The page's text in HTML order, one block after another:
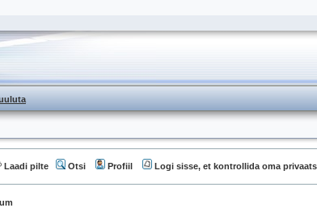
Laadi pilte Otsi Profiil Logi sisse, et kontrollida oma